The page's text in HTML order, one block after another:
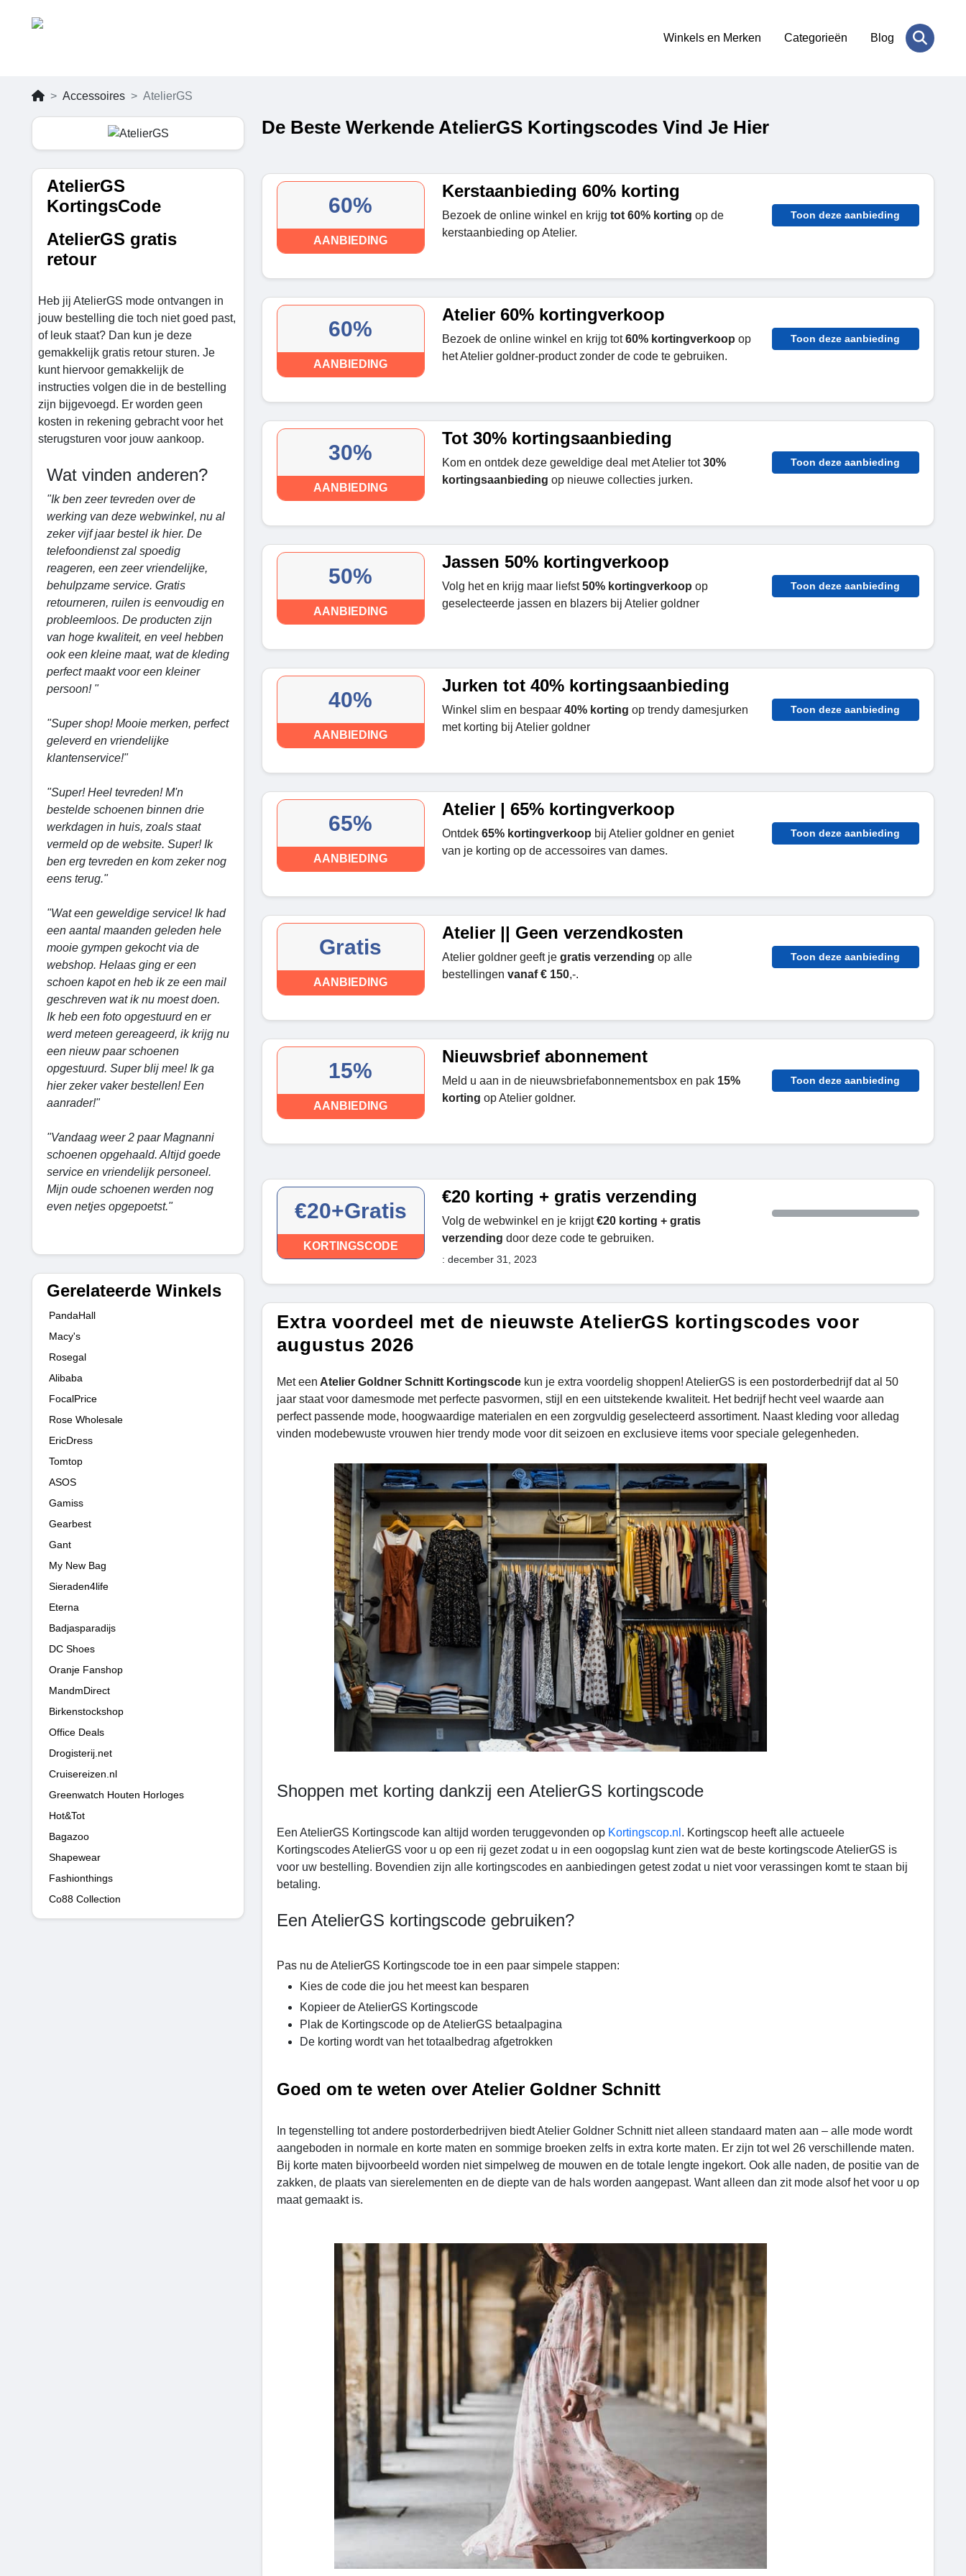
Winkels en Merken Categorieën Blog
Accessoires AtelierGS
AtelierGS
KortingsCode
AtelierGS gratis
retour
Heb jij AtelierGS mode ontvangen in
jouw bestelling die toch niet goed past,
of leuk staat? Dan kun je deze
gemakkelijk gratis retour sturen. Je
kunt hiervoor gemakkelijk de
instructies volgen die in de bestelling
zijn bijgevoegd. Er worden geen
kosten in rekening gebracht voor het
sterugsturen voor jouw aankoop.
Wat vinden anderen?
"Ik ben zeer tevreden over de
werking van deze webwinkel, nu al
zeker vijf jaar bestel ik hier. De
telefoondienst zal spoedig
reageren, een zeer vriendelijke,
behulpzame service. Gratis
retourneren, ruilen is eenvoudig en
probleemloos. De producten zijn
van hoge kwaliteit, en veel hebben
ook een kleine maat, wat de kleding
perfect maakt voor een kleiner
persoon! "
"Super shop! Mooie merken, perfect
geleverd en vriendelijke
klantenservice!"
"Super! Heel tevreden! M'n
bestelde schoenen binnen drie
werkdagen in huis, zoals staat
vermeld op de website. Super! Ik
ben erg tevreden en kom zeker nog
eens terug."
"Wat een geweldige service! Ik had
een aantal maanden geleden hele
mooie gympen gekocht via de
webshop. Helaas ging er een
schoen kapot en heb ik ze een mail
geschreven wat ik nu moest doen.
Ik heb een foto opgestuurd en er
werd meteen gereageerd, ik krijg nu
een nieuw paar schoenen
opgestuurd. Super blij mee! Ik ga
hier zeker vaker bestellen! Een
aanrader!"
"Vandaag weer 2 paar Magnanni
schoenen opgehaald. Altijd goede
service en vriendelijk personeel.
Mijn oude schoenen werden nog
even netjes opgepoetst."
Gerelateerde Winkels
PandaHall
Macy's
Rosegal
Alibaba
FocalPrice
Rose Wholesale
EricDress
Tomtop
ASOS
Gamiss
Gearbest
Gant
My New Bag
Sieraden4life
Eterna
Badjasparadijs
DC Shoes
Oranje Fanshop
MandmDirect
Birkenstockshop
Office Deals
Drogisterij.net
Cruisereizen.nl
Greenwatch Houten Horloges
Hot&Tot
Bagazoo
Shapewear
Fashionthings
Co88 Collection
De Beste Werkende AtelierGS Kortingscodes Vind Je Hier
60%
AANBIEDING
Kerstaanbieding 60% korting
Bezoek de online winkel en krijg tot 60% korting op de
kerstaanbieding op Atelier.
Toon deze aanbieding
60%
AANBIEDING
Atelier 60% kortingverkoop
Bezoek de online winkel en krijg tot60% kortingverkoop op
het Atelier goldner-product zonder de code te gebruiken.
Toon deze aanbieding
30%
AANBIEDING
Tot 30% kortingsaanbieding
Kom en ontdek deze geweldige deal met Atelier tot30%
kortingsaanbieding op nieuwe collecties jurken.
Toon deze aanbieding
50%
AANBIEDING
Jassen 50% kortingverkoop
Volg het en krijg maar liefst50% kortingverkoop op
geselecteerde jassen en blazers bij Atelier goldner
Toon deze aanbieding
40%
AANBIEDING
Jurken tot 40% kortingsaanbieding
Winkel slim en bespaar 40% korting op trendy damesjurken
met korting bij Atelier goldner
Toon deze aanbieding
65%
AANBIEDING
Atelier | 65% kortingverkoop
Ontdek 65% kortingverkoop bij Atelier goldner en geniet
van je korting op de accessoires van dames.
Toon deze aanbieding
Gratis
AANBIEDING
Atelier || Geen verzendkosten
Atelier goldner geeft je gratis verzending op alle
bestellingen vanaf € 150,-.
Toon deze aanbieding
15%
AANBIEDING
Nieuwsbrief abonnement
Meld u aan in de nieuwsbriefabonnementsbox en pak 15%
korting op Atelier goldner.
Toon deze aanbieding
€20+Gratis
KORTINGSCODE
€20 korting + gratis verzending
Volg de webwinkel en je krijgt€20 korting + gratis
verzending door deze code te gebruiken.
: december 31, 2023
Extra voordeel met de nieuwste AtelierGS kortingscodes voor
augustus 2026
Met een Atelier Goldner Schnitt Kortingscode kun je extra voordelig shoppen! AtelierGS is een postorderbedrijf dat al 50
jaar staat voor damesmode met perfecte pasvormen, stijl en een uitstekende kwaliteit. Het bedrijf hecht veel waarde aan
perfect passende mode, hoogwaardige materialen en een zorgvuldig geselecteerd assortiment. Naast kleding voor alledag
vinden modebewuste vrouwen hier trendy mode voor dit seizoen en exclusieve items voor speciale gelegenheden.
Shoppen met korting dankzij een AtelierGS kortingscode
Een AtelierGS Kortingscode kan altijd worden teruggevonden op Kortingscop.nl . Kortingscop heeft alle actueele
Kortingscodes AtelierGS voor u op een rij gezet zodat u in een oogopslag kunt zien wat de beste kortingscode AtelierGS is
voor uw bestelling. Bovendien zijn alle kortingscodes en aanbiedingen getest zodat u niet voor verassingen komt te staan bij
betaling.
Een AtelierGS kortingscode gebruiken?
Pas nu de AtelierGS Kortingscode toe in een paar simpele stappen:
Kies de code die jou het meest kan besparen
Kopieer de AtelierGS Kortingscode
Plak de Kortingscode op de AtelierGS betaalpagina
De korting wordt van het totaalbedrag afgetrokken
Goed om te weten over Atelier Goldner Schnitt
In tegenstelling tot andere postorderbedrijven biedt Atelier Goldner Schnitt niet alleen standaard maten aan – alle mode wordt
aangeboden in normale en korte maten en sommige broeken zelfs in extra korte maten. Er zijn tot wel 26 verschillende maten.
Bij korte maten bijvoorbeeld worden niet simpelweg de mouwen en de totale lengte ingekort. Ook alle naden, de positie van de
zakken, de plaats van sierelementen en de diepte van de hals worden aangepast. Want alleen dan zit mode alsof het voor u op
maat gemaakt is.